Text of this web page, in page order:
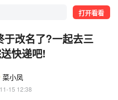
打开看看
于改名了?一起去三
快递吧!
菜小凤
15 12:38